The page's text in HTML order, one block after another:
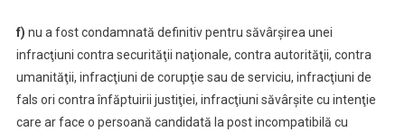
f) nu a fost condamnată definitiv pentru săvârşirea unei
infracţiuni contra securităţii naţionale, contra autorităţii, contra
umanităţii, infracţiuni de corupţie sau de serviciu, infracţiuni de
fals ori contra înfăptuirii justiţiei, infracţiuni săvârşite cu intenţie
care ar face o persoană candidată la post incompatibilă cu